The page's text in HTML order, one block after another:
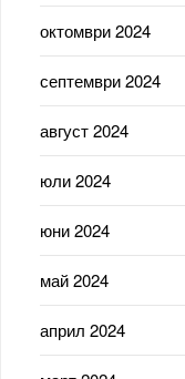
октомври 2024
септември 2024
август 2024
юли 2024
юни 2024
май 2024
април 2024